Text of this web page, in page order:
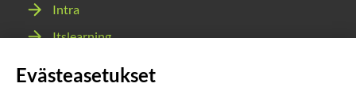
Intra
Itslearning
Evästeasetukset